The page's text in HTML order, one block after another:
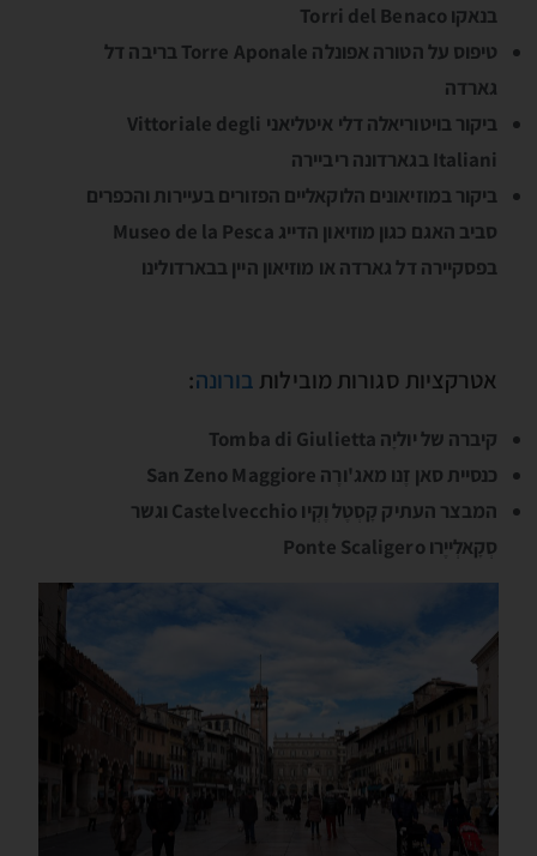
בנאקו Torri del Benaco
טיפוס על הטורה אפונלה Torre Aponale בריבה דל
גארדה
ביקור בויטוריאלה דלי איטליאני Vittoriale degli
Italiani בגארדונה ריביירה
ביקור במוזיאונים הלוקאליים הפזורים בעיירות והכפרים
סביב האגם כגון מוזיאון הדייג Museo de la Pesca
בפסקיירה דל גארדה או מוזיאון היין בבארדולינו
אטרקציות סגורות מובילות בורונה:
קיברה של יוליָה Tomba di Giulietta
כנסיית סאן זֶנו מאג'ורֶה San Zeno Maggiore
המבצר העתיק קָסְטֶל וֶקְיוֺ Castelvecchio וגשר
סְקָאלְייֶרו Ponte Scaligero